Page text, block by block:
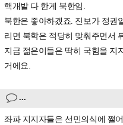
핵개발 다 한게 북한임.
북한은 좋아하겠죠. 진보가 정권
리면 북학은 적당히 맞춰주면서
지금 젊은이들은 딱히 국힘을 지
거에요.
...
좌파 지지자들은 선민의식에 쩔